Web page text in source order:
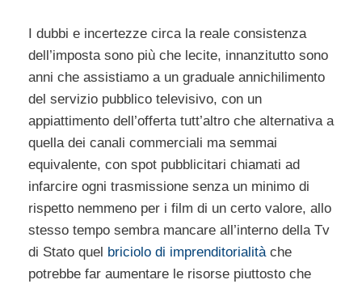
I dubbi e incertezze circa la reale consistenza
dell’imposta sono più che lecite, innanzitutto sono
anni che assistiamo a un graduale annichilimento
del servizio pubblico televisivo, con un
appiattimento dell’offerta tutt’altro che alternativa a
quella dei canali commerciali ma semmai
equivalente, con spot pubblicitari chiamati ad
infarcire ogni trasmissione senza un minimo di
rispetto nemmeno per i film di un certo valore, allo
stesso tempo sembra mancare all’interno della Tv
di Stato quel briciolo di imprenditorialità che
potrebbe far aumentare le risorse piuttosto che